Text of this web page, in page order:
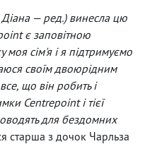
— ред.) винесла цю
є заповітною
моя сім'я і я підтримуємо
своїм двоюрідним
що він робить і
Centrepoint і тієї
для бездомних
старша з дочок Чарльза